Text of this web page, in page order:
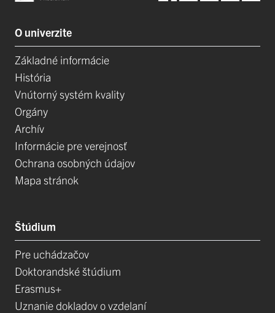
O univerzite
Základné informácie
História
Vnútorný systém kvality
Orgány
Archív
Informácie pre verejnosť
Ochrana osobných údajov
Mapa stránok
Štúdium
Pre uchádzačov
Doktorandské štúdium
Erasmus+
Uznanie dokladov o vzdelaní